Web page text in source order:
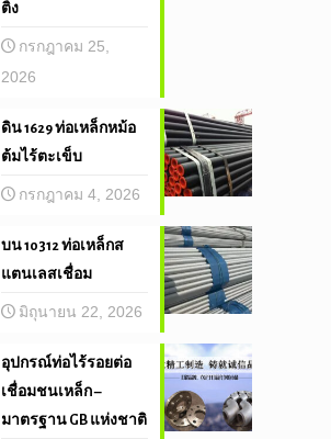
ติ้ง
กรกฎาคม 25,
2026
ดิน 1629 ท่อเหล็กหม้อ
ต้มไร้ตะเข็บ
กรกฎาคม 4, 2026
บน 10312 ท่อเหล็กส
แตนเลสเชื่อม
มิถุนายน 22, 2026
อุปกรณ์ท่อไร้รอยต่อ
เชื่อมชนเหล็ก –
มาตรฐาน GB แห่งชาติ